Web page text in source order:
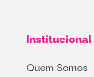
Institucional
Quem Somos